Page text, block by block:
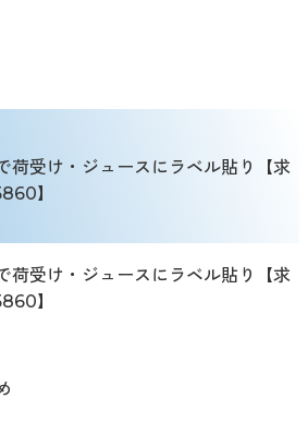
荷受け・ジュースにラベル貼り【求
】
荷受け・ジュースにラベル貼り【求
】